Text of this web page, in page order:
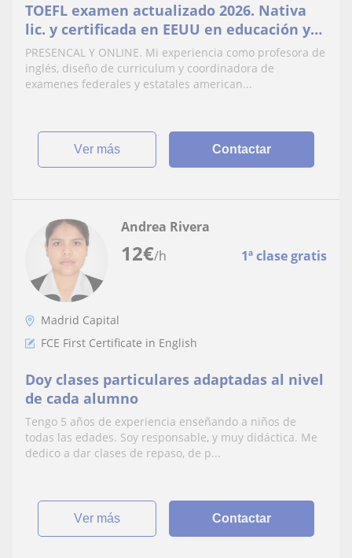
TOEFL examen actualizado 2026. Nativa
lic. y certificada en EEUU en educación y
enseñanza de inglés como segunda
lengua, 30 años experiencia
PRESENCAL Y ONLINE. Mi experiencia como profesora de
inglés, diseño de curriculum y coordinadora de
examenes federales y estatales american...
ver más Contactar
12€/h 1ª clase gratis
Andrea Rivera
Madrid Capital
FCE First Certificate in English
Doy clases particulares adaptadas al nivel
de cada alumno
Tengo 5 años de experiencia enseñando a niños de
todas las edades. Soy responsable, y muy didáctica. Me
dedico a dar clases de repaso, de p...
ver más Contactar